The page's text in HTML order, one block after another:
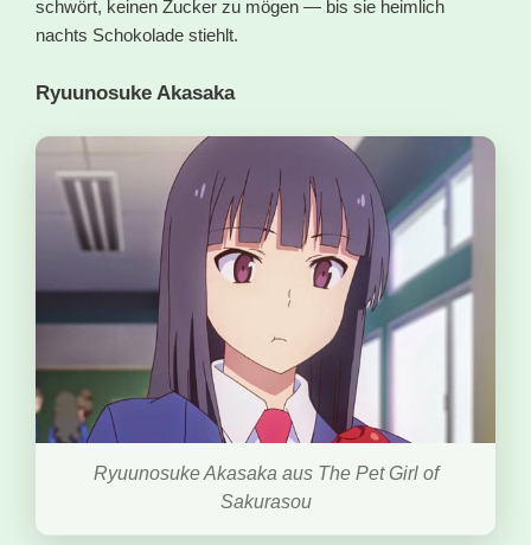
schwört, keinen Zucker zu mögen — bis sie heimlich
nachts Schokolade stiehlt.
Ryuunosuke Akasaka
Ryuunosuke Akasaka aus The Pet Girl of
Sakurasou